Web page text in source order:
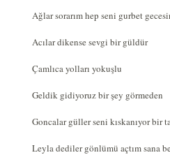
Ağlar sorarım hep seni gurbet
Acılar dikense sevgi bir güldür
Çamlıca yolları yokuşlu
Geldik gidiyoruz bir şey görmeden
Goncalar güller seni kıskanıyor bir
Leyla dediler gönlümü açtım sana